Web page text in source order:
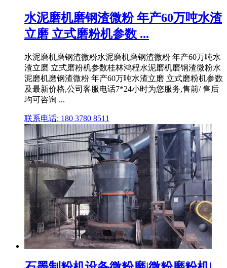
水泥磨机磨钢渣微粉 年产60万吨水渣
立磨 立式磨粉机参数 ...
水泥磨机磨钢渣微粉水泥磨机磨钢渣微粉 年产60万吨水
渣立磨 立式磨粉机参数桂林鸿程水泥磨机磨钢渣微粉水
泥磨机磨钢渣微粉 年产60万吨水渣立磨 立式磨粉机参数
及最新价格,公司客服电话7*24小时为您服务,售前/ 售后
均可咨询 ...
联系电话: 180 3780 8511